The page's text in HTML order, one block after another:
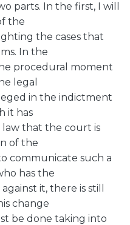
parts. In the first, I will
the
the cases that
In the
procedural moment
legal
in the indictment
it has
law that the court is
of the
communicate such a
has the
it, there is still
change
be done taking into